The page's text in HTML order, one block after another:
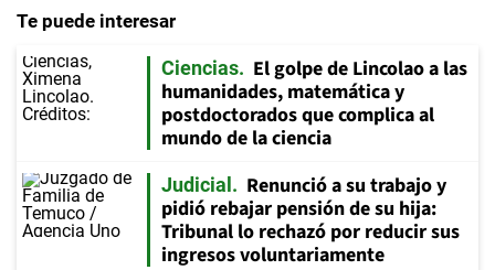
Te puede interesar
Ciencias
El golpe de Lincolao a las
humanidades, matemática y
postdoctorados que complica al
mundo de la ciencia
Judicial
Renunció a su trabajo y
pidió rebajar pensión de su hija:
Tribunal lo rechazó por reducir sus
ingresos voluntariamente